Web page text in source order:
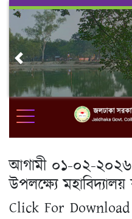
Skip
content
Previous
আগামী ০১-০২-২০২৬
উপলক্ষ্যে
Click For